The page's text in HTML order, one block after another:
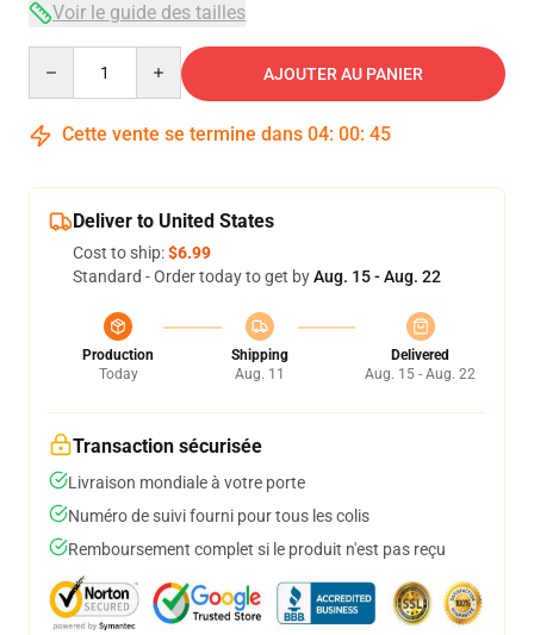
Voir le guide des tailles
AJOUTER AU PANIER
Cette vente se termine dans 04: 00: 45
Deliver to United States
Cost to ship:$6.99
Standard - Order today to get byAug. 15 - Aug. 22
Production
Today
Shipping
Aug. 11
Delivered
Aug. 15 - Aug. 22
Transaction sécurisée
Livraison mondiale à votre porte
Numéro de suivi fourni pour tous les colis
Remboursement complet si le produit n'est pas reçu